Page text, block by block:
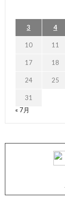
3 4
10 11
17 18
24 25
31
« 7月